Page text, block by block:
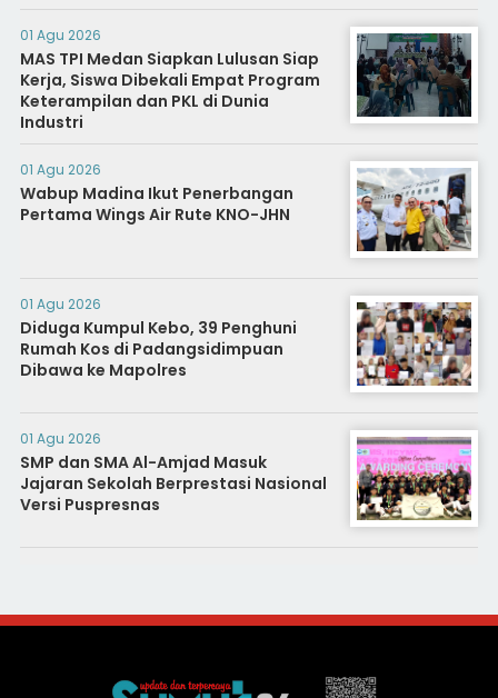
01 Agu 2026
MAS TPI Medan Siapkan Lulusan Siap
Kerja, Siswa Dibekali Empat Program
Keterampilan dan PKL di Dunia
Industri
01 Agu 2026
Wabup Madina Ikut Penerbangan
Pertama Wings Air Rute KNO-JHN
01 Agu 2026
Diduga Kumpul Kebo, 39 Penghuni
Rumah Kos di Padangsidimpuan
Dibawa ke Mapolres
01 Agu 2026
SMP dan SMA Al-Amjad Masuk
Jajaran Sekolah Berprestasi Nasional
Versi Puspresnas